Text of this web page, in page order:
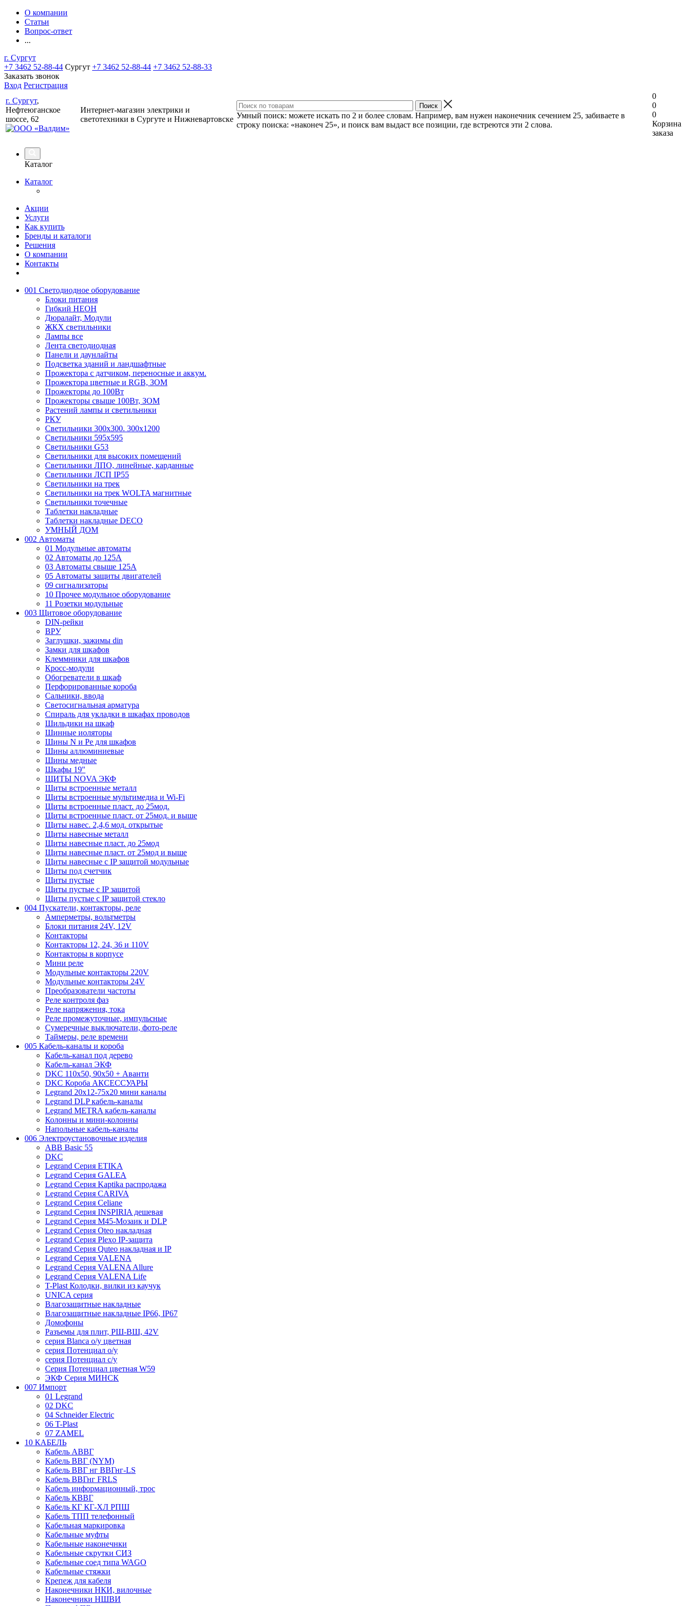
О компании
Статьи
Вопрос-ответ
...
г. Сургут
+7 3462 52-88-44 Сургут +7 3462 52-88-44 +7 3462 52-88-33
Заказать звонок
Вход Регистрация
г. Сургут,
Нефтеюганское
шоссе, 62
Интернет-магазин электрики и
светотехники в Сургуте и Нижневартовске Умный поиск: можете искать по 2 и более словам. Например, вам нужен наконечник сечением 25, забиваете в
строку поиска: «наконеч 25», и поиск вам выдаст все позиции, где встреются эти 2 слова.
0
0
0
Корзина
заказа
Каталог
Каталог
Акции
Услуги
Как купить
Бренды и каталоги
Решения
О компании
Контакты
001 Светодиодное оборудование
Блоки питания
Гибкий НЕОН
Дюралайт, Модули
ЖКХ светильники
Лампы все
Лента светодиодная
Панели и даунлайты
Подсветка зданий и ландшафтные
Прожектора с датчиком, переносные и аккум.
Прожектора цветные и RGB, ЗОМ
Прожекторы до 100Вт
Прожекторы свыше 100Вт, ЗОМ
Растений лампы и светильники
РКУ
Светильники 300х300. 300х1200
Светильники 595х595
Светильники G53
Светильники для высоких помещений
Светильники ЛПО, линейные, карданные
Светильники ЛСП IP55
Светильники на трек
Светильники на трек WOLTA магнитные
Светильники точечные
Таблетки накладные
Таблетки накладные DECO
УМНЫЙ ДОМ
002 Автоматы
01 Модульные автоматы
02 Автоматы до 125А
03 Автоматы свыше 125А
05 Автоматы защиты двигателей
09 сигнализаторы
10 Прочее модульное оборудование
11 Розетки модульные
003 Щитовое оборудование
DIN-рейки
ВРУ
Заглушки, зажимы din
Замки для шкафов
Клеммники для шкафов
Кросс-модули
Обогреватели в шкаф
Перфорированные короба
Сальники, ввода
Светосигнальная арматура
Спираль для укладки в шкафах проводов
Шильдики на шкаф
Шинные иоляторы
Шины N и Pe для шкафов
Шины аллюминиевые
Шины медные
Шкафы 19"
ЩИТЫ NOVA ЭКФ
Щиты встроенные металл
Щиты встроенные мультимедиа и Wi-Fi
Щиты встроенные пласт. до 25мод.
Щиты встроенные пласт. от 25мод. и выше
Щиты навес. 2,4,6 мод. открытые
Щиты навесные металл
Щиты навесные пласт. до 25мод
Щиты навесные пласт. от 25мод и выше
Щиты навесные с IP защитой модульные
Щиты под счетчик
Щиты пустые
Щиты пустые с IP защитой
Щиты пустые с IP защитой стекло
004 Пускатели, контакторы, реле
Амперметры, вольтметры
Блоки питания 24V, 12V
Контакторы
Контакторы 12, 24, 36 и 110V
Контакторы в корпусе
Мини реле
Модульные контакторы 220V
Модульные контакторы 24V
Преобразователи частоты
Реле контроля фаз
Реле напряжения, тока
Реле промежуточные, импульсные
Сумеречные выключатели, фото-реле
Таймеры, реле времени
005 Кабель-каналы и короба
Кабель-канал под дерево
Кабель-канал ЭКФ
DKC 110х50, 90х50 + Аванти
DKC Короба АКСЕССУАРЫ
Legrand 20х12-75х20 мини каналы
Legrand DLP кабель-каналы
Legrand METRA кабель-каналы
Колонны и мини-колонны
Напольные кабель-каналы
006 Электроустановочные изделия
ABB Basic 55
DKC
Legrand Серия ETIKA
Legrand Серия GALEA
Legrand Серия Kaptika распродажа
Legrand Серия CARIVA
Legrand Серия Celiane
Legrand Серия INSPIRIA дешевая
Legrand Серия M45-Мозаик и DLP
Legrand Серия Oteo накладная
Legrand Серия Plexo IP-защита
Legrand Серия Quteo накладная и IP
Legrand Серия VALENA
Legrand Серия VALENA Allure
Legrand Серия VALENA Life
T-Plast Колодки, вилки из каучук
UNICA серия
Влагозащитные накладные
Влагозащитные накладные IP66, IP67
Домофоны
Разъемы для плит, РШ-ВШ, 42V
серия Blanca о/у цветная
серия Потенциал о/у
серия Потенциал с/у
Серия Потенциал цветная W59
ЭКФ Серия МИНСК
007 Импорт
01 Legrand
02 DKC
04 Schneider Electric
06 T-Plast
07 ZAMEL
10 КАБЕЛЬ
Кабель АВВГ
Кабель ВВГ (NYM)
Кабель ВВГ нг ВВГнг-LS
Кабель ВВГнг FRLS
Кабель информационный, трос
Кабель КВВГ
Кабель КГ КГ-ХЛ РПШ
Кабель ТПП телефонный
Кабельная маркировка
Кабельные муфты
Кабельные наконечнки
Кабельные скрутки СИЗ
Кабельные соед типа WAGO
Кабельные стяжки
Крепеж для кабеля
Наконечники НКИ, вилочные
Наконечники НШВИ